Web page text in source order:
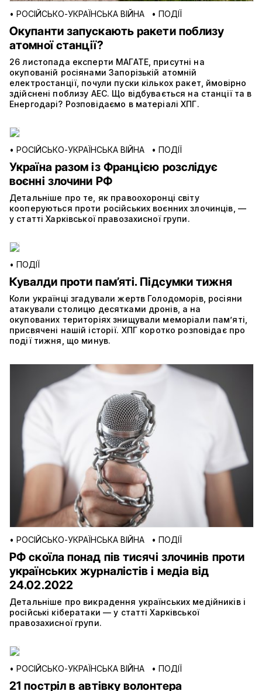
• РОСІЙСЬКО-УКРАЇНСЬКА ВІЙНА • ПОДІЇ
Окупанти запускають ракети поблизу
атомної станції?
26 листопада експерти МАГАТЕ, присутні на
окупованій росіянами Запорізькій атомній
електростанції, почули пуски кількох ракет, ймовірно
здійснені поблизу АЕС. Що відбувається на станції та в
Енергодарі? Розповідаємо в матеріалі ХПГ.
• РОСІЙСЬКО-УКРАЇНСЬКА ВІЙНА • ПОДІЇ
Україна разом із Францією розслідує
воєнні злочини РФ
Детальніше про те, як правоохоронці світу
кооперуються проти російських воєнних злочинців, —
у статті Харківської правозахисної групи.
• ПОДІЇ
Кувалди проти пам’яті. Підсумки тижня
Коли українці згадували жертв Голодоморів, росіяни
атакували столицю десятками дронів, а на
окупованих територіях знищували меморіали пам’яті,
присвячені нашій історії. ХПГ коротко розповідає про
події тижня, що минув.
• РОСІЙСЬКО-УКРАЇНСЬКА ВІЙНА • ПОДІЇ
РФ скоїла понад пів тисячі злочинів проти
українських журналістів і медіа від
24.02.2022
Детальніше про викрадення українських медійників і
російські кібератаки — у статті Харківської
правозахисної групи.
• РОСІЙСЬКО-УКРАЇНСЬКА ВІЙНА • ПОДІЇ
21 постріл в автівку волонтера